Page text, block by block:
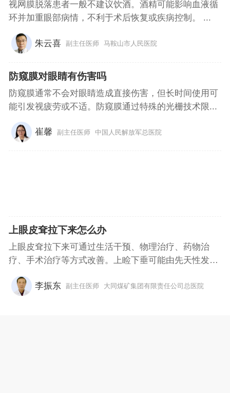
视网膜脱落患者一般不建议饮酒。酒精可能影响血液循
环并加重眼部病情，不利于术后恢复或疾病控制。 ...
朱云喜 副主任医师 马鞍山市人民医院
防窥膜对眼睛有伤害吗
防窥膜通常不会对眼睛造成直接伤害，但长时间使用可
能引发视疲劳或不适。防窥膜通过特殊的光栅技术限...
崔馨 副主任医师 中国人民解放军总医院
上眼皮耷拉下来怎么办
上眼皮耷拉下来可通过生活干预、物理治疗、药物治
疗、手术治疗等方式改善。上睑下垂可能由先天性发
育...
李振东
副主任医师 大同煤矿集团有限责任公司总医院